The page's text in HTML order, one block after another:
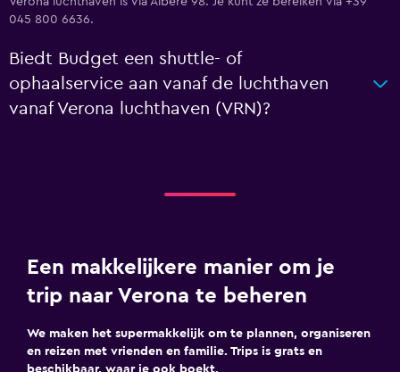
045 800 6636.
Biedt Budget een shuttle- of
ophaalservice aan vanaf de luchthaven
vanaf Verona luchthaven (VRN)?
Een makkelijkere manier om je
trip naar Verona te beheren
We maken het supermakkelijk om te plannen, organiseren
en reizen met vrienden en familie. Trips is grats en
beschikbaar, waar je ook boekt.